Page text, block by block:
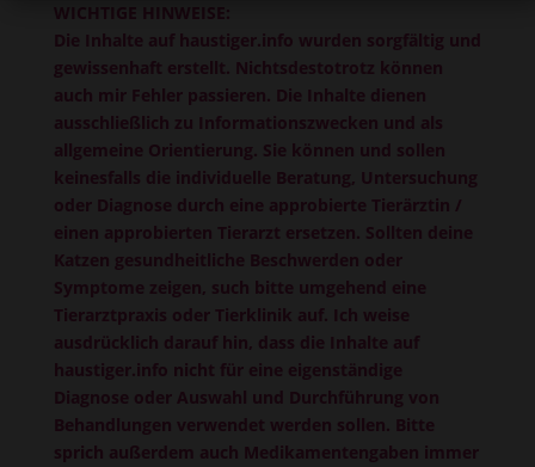
WICHTIGE HINWEISE:
Die Inhalte auf haustiger.info wurden sorgfältig und
gewissenhaft erstellt. Nichtsdestotrotz können
auch mir Fehler passieren. Die Inhalte dienen
ausschließlich zu Informationszwecken und als
allgemeine Orientierung. Sie können und sollen
keinesfalls die individuelle Beratung, Untersuchung
oder Diagnose durch eine approbierte Tierärztin /
einen approbierten Tierarzt ersetzen. Sollten deine
Katzen gesundheitliche Beschwerden oder
Symptome zeigen, such bitte umgehend eine
Tierarztpraxis oder Tierklinik auf. Ich weise
ausdrücklich darauf hin, dass die Inhalte auf
haustiger.info nicht für eine eigenständige
Diagnose oder Auswahl und Durchführung von
Behandlungen verwendet werden sollen. Bitte
sprich außerdem auch Medikamentengaben immer